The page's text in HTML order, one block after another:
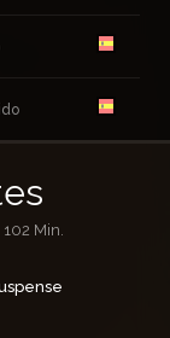
102 Min.